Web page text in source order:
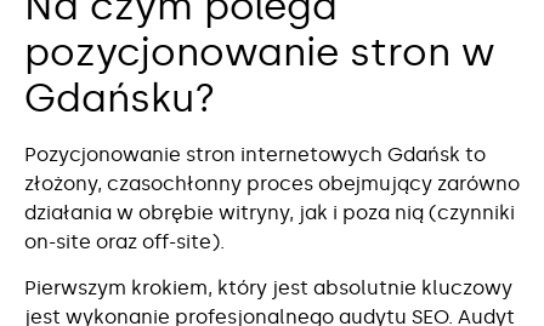
pozycjonowanie stron w
Gdańsku?
Pozycjonowanie stron internetowych Gdańsk to
złożony, czasochłonny proces obejmujący zarówno
działania w obrębie witryny, jak i poza nią (czynniki
on-site oraz off-site).
Pierwszym krokiem, który jest absolutnie kluczowy
jest wykonanie profesjonalnego audytu SEO. Audyt